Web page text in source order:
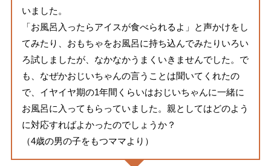
いました。
「お風呂入ったらアイスが食べられるよ」と声かけをし
てみたり、おもちゃをお風呂に持ち込んでみたりいろい
ろ試しましたが、なかなかうまくいきませんでした。で
も、なぜかおじいちゃんの言うことは聞いてくれたの
で、イヤイヤ期の1年間くらいはおじいちゃんに一緒に
お風呂に入ってもらっていました。親としてはどのよう
に対応すればよかったのでしょうか？
（4歳の男の子をもつママより）